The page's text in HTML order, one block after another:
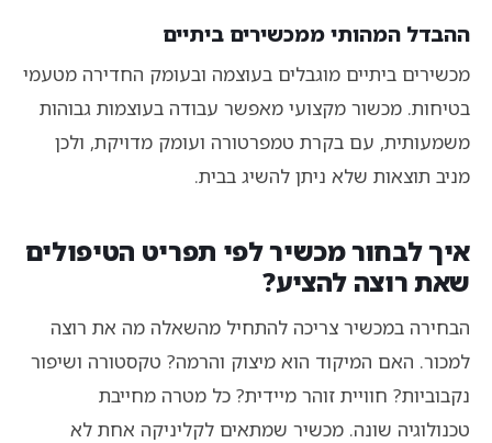
ההבדל המהותי ממכשירים ביתיים
מכשירים ביתיים מוגבלים בעוצמה ובעומק החדירה מטעמי
בטיחות. מכשור מקצועי מאפשר עבודה בעוצמות גבוהות
משמעותית, עם בקרת טמפרטורה ועומק מדויקת, ולכן
מניב תוצאות שלא ניתן להשיג בבית.
איך לבחור מכשיר לפי תפריט הטיפולים
שאת רוצה להציע?
הבחירה במכשיר צריכה להתחיל מהשאלה מה את רוצה
למכור. האם המיקוד הוא מיצוק והרמה? טקסטורה ושיפור
נקבוביות? חוויית זוהר מיידית? כל מטרה מחייבת
טכנולוגיה שונה. מכשיר שמתאים לקליניקה אחת לא